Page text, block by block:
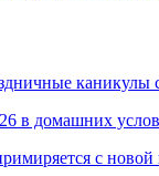
каникулы
в домашних
с